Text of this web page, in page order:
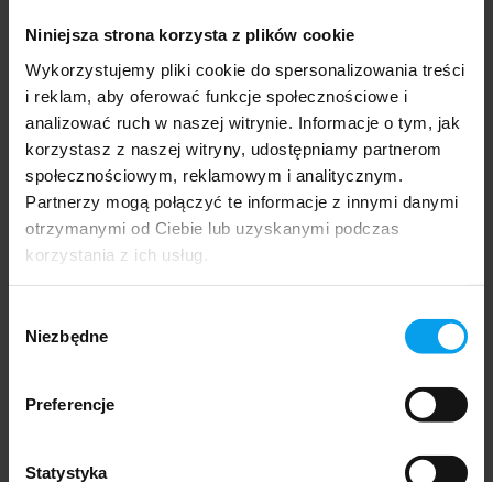
Niniejsza strona korzysta z plików cookie
Wykorzystujemy pliki cookie do spersonalizowania treści
i reklam, aby oferować funkcje społecznościowe i
analizować ruch w naszej witrynie. Informacje o tym, jak
korzystasz z naszej witryny, udostępniamy partnerom
społecznościowym, reklamowym i analitycznym.
Partnerzy mogą połączyć te informacje z innymi danymi
otrzymanymi od Ciebie lub uzyskanymi podczas
korzystania z ich usług.
zgody
Niezbędne
Preferencje
Statystyka
NIEDOSTĘPNY
Rower elektryczny Engwe Engine Pro 2.0
niebieski
5 929,00 zł
Cena netto:4 820,33 zł